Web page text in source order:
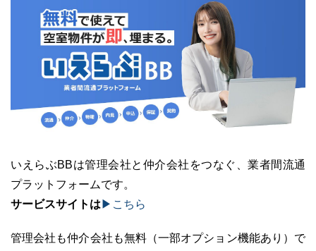
いえらぶBBは管理会社と仲介会社をつなぐ、業者間流通
プラットフォームです。
サービスサイトは▶こちら
管理会社も仲介会社も無料（一部オプション機能あり）で